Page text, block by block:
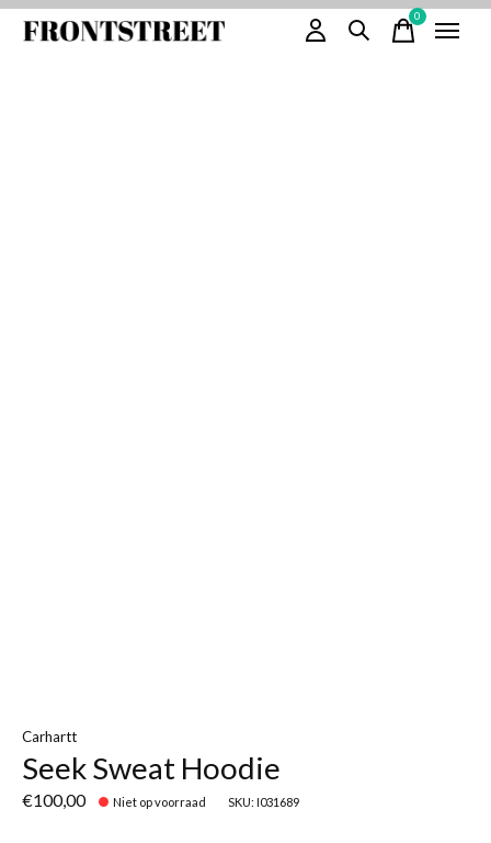
0items
Carhartt
Seek Sweat Hoodie
€100,00 Niet op voorraad SKU: I031689